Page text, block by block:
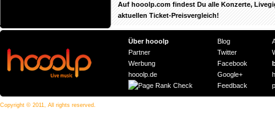
Auf hooolp.com findest Du alle Konzerte,
aktuellen Ticket-Preisvergleich!
Über hooolp
Partner
Werbung
hooolp.de
Blog
Twitter
Facebook
Google+
Feedback
Copyright © 2011, All rights reserved.